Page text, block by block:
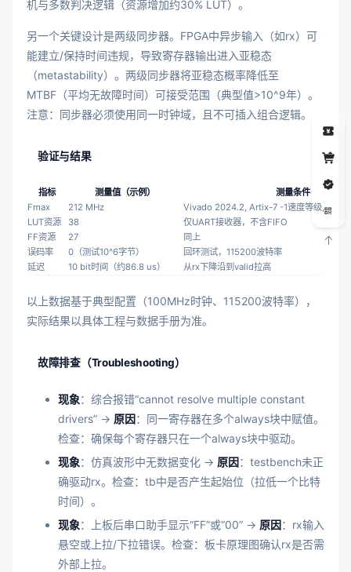
机与多数判决逻辑（资源增加约30% LUT）。
另一个关键设计是两级同步器。FPGA中异步输入（如rx）可
能建立/保持时间违规，导致寄存器输出进入亚稳态
（metastability）。两级同步器将亚稳态概率降低至
MTBF（平均无故障时间）可接受范围（典型值>10^9年）。
注意：同步器必须使用同一时钟域，且不可插入组合逻辑。
验证与结果
指标 测量值（示例）
测量条件
Fmax
212 MHz
Vivado 2024.2, Artix-7 -1速度等级, 无时
LUT资源
38
仅UART接收器，不含FIFO
FF资源
27
同上
误码率
0（测试10^6字节）
回环测试，115200波特率
延迟
10 bit时间（约86.8 us） 从rx下降沿到valid拉高
以上数据基于典型配置（100MHz时钟、115200波特率），
实际结果以具体工程与数据手册为准。
故障排查（Troubleshooting）
现象：综合报错“cannot resolve multiple constant
drivers” → 原因：同一寄存器在多个always块中赋值。
检查：确保每个寄存器只在一个always块中驱动。
现象：仿真波形中无数据变化 → 原因：testbench未正
确驱动rx。检查：tb中是否产生起始位（拉低一个比特
时间）。
现象：上板后串口助手显示“FF”或“00” → 原因：rx输入
悬空或上拉/下拉错误。检查：板卡原理图确认rx是否需
外部上拉。